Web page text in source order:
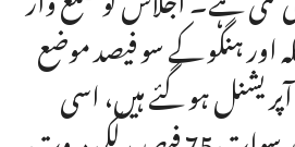
اور ہنگو کے سو فیصد موضع
آباد کے 98 فیصدموضع جات آپریشنل ہو گئے ہیں، اسی